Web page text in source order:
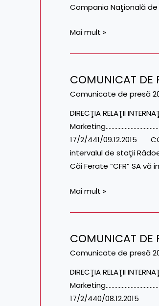
Compania Naţională de
Mai mult »
COMUNICAT DE
Comunicate de presă
DIRECŢIA RELAŢII
17/2/441/09.12.2015
intervalul de staţii
Căi Ferate “CFR” SA
COMUNICAT
DE
09.12.2015
Mai mult »
COMUNICAT DE
Comunicate de presă
DIRECŢIA RELAŢII
17/2/440/08.12.2015
COMUNICAT
DE
08.12.2015